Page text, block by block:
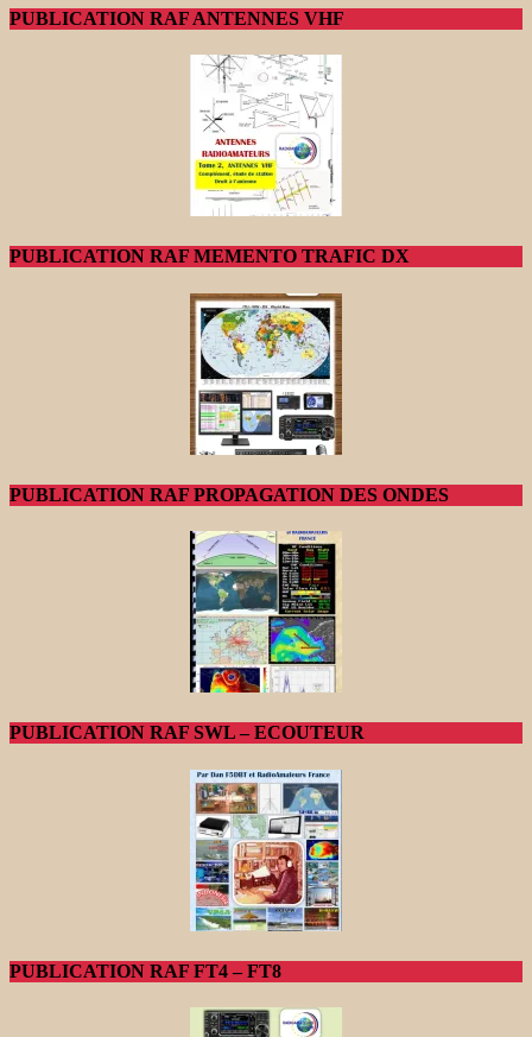
PUBLICATION RAF ANTENNES VHF
PUBLICATION RAF MEMENTO TRAFIC DX
PUBLICATION RAF PROPAGATION DES ONDES
PUBLICATION RAF SWL – ECOUTEUR
PUBLICATION RAF FT4 – FT8